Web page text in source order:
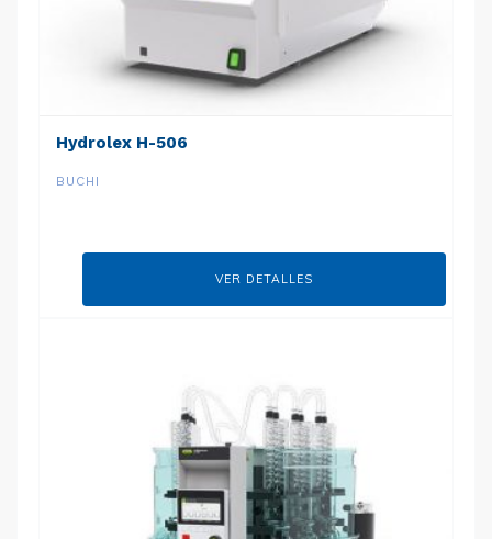
Hydrolex H-506
BUCHI
VER DETALLES